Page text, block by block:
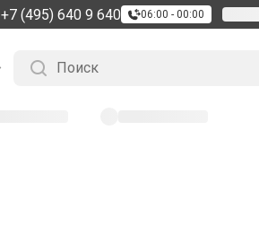
+7 (495) 640 9 640 06:00 - 00:00